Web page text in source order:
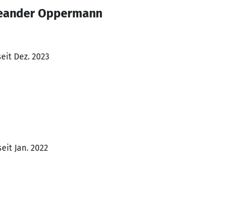
Oppermann
Dez. 2023
Jan. 2022